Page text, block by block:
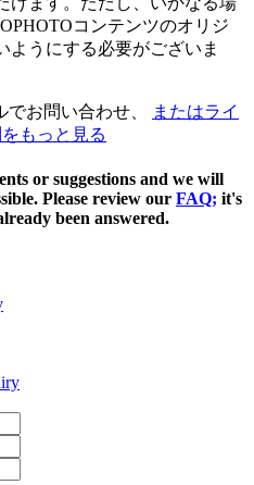
コンテンツのオリジ
ようにする必要がございま
でお問い合わせ、
またはライ
もっと見る
or suggestions and we will
Please review our FAQ; it's
been answered.